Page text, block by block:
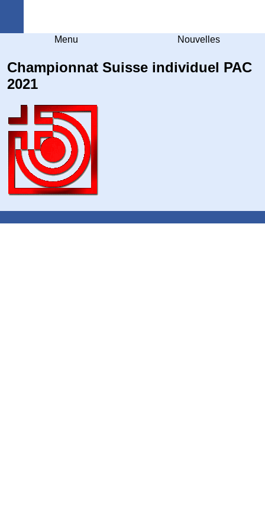
Menu Nouvelles
Championnat Suisse individuel PAC
2021